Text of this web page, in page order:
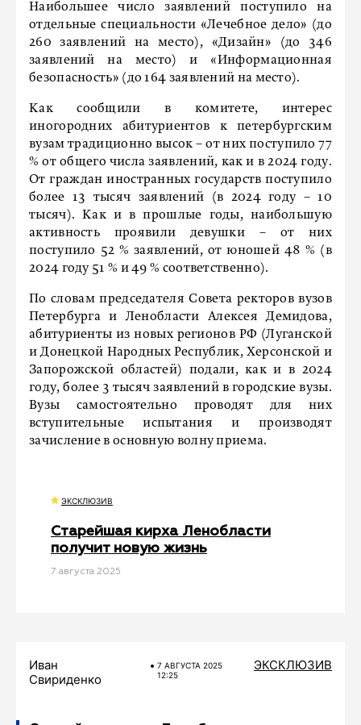
Наибольшее число заявлений поступило на
отдельные специальности «Лечебное дело» (до
260 заявлений на место), «Дизайн» (до 346
заявлений на место) и «Информационная
безопасность» (до 164 заявлений на место).
Как сообщили в комитете, интерес
иногородних абитуриентов к петербургским
вузам традиционно высок – от них поступило 77
% от общего числа заявлений, как и в 2024 году.
От граждан иностранных государств поступило
более 13 тысяч заявлений (в 2024 году – 10
тысяч). Как и в прошлые годы, наибольшую
активность проявили девушки – от них
поступило 52 % заявлений, от юношей 48 % (в
2024 году 51 % и 49 % соответственно).
По словам председателя Совета ректоров вузов
Петербурга и Ленобласти Алексея Демидова,
абитуриенты из новых регионов РФ (Луганской
и Донецкой Народных Республик, Херсонской и
Запорожской областей) подали, как и в 2024
году, более 3 тысяч заявлений в городские вузы.
Вузы самостоятельно проводят для них
вступительные испытания и производят
зачисление в основную волну приема.
ЭКСКЛЮЗИВ
Старейшая кирха Ленобласти
получит новую жизнь
7 августа 2025
Иван
Свириденко
7 АВГУСТА 2025
12:25
ЭКСКЛЮЗИВ